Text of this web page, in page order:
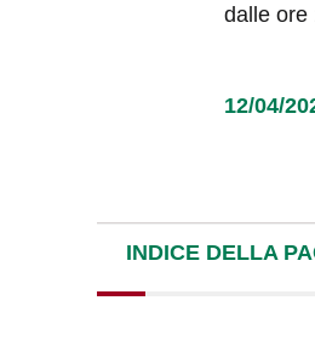
dalle ore
12/04/
INDICE DELLA